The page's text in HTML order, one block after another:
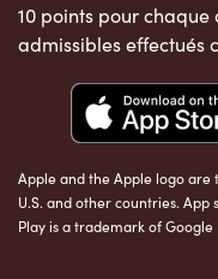
10 points pour
admissibles effectués
Apple and the Apple logo
U.S. and other countries.
Play is a trademark of Google